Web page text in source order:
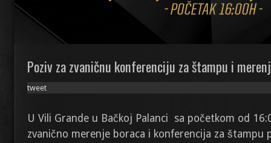
Poziv za zvaničnu konferenciju za štampu i
tweet
U Vili Grande u Bačkoj Palanci sa početkom od
zvanično merenje boraca i konferencija za štampu